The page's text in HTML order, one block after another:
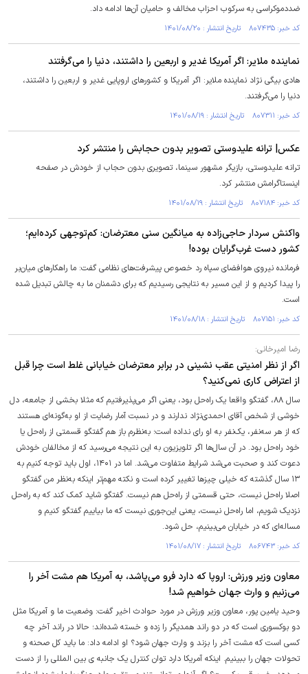
ضددموکراسی به سرکوب احزاب مخالف و حامیان آن‌ها ادامه داد.
کد خبر: ۸۰۷۴۳۵ تاریخ انتشار : ۱۴۰۱/۰۸/۲۰
نماینده ملایر: اگر آمریکا غدیر و اربعین را داشتند، دنیا را می‌گرفتند
هادی بیگی نژاد نماینده ملایر: اگر آمریکا و کشور‌های اروپایی غدیر و اربعین را داشتند،
دنیا را می‌گرفتند.
کد خبر: ۸۰۷۳۱۱ تاریخ انتشار : ۱۴۰۱/۰۸/۱۹
عکس| ترانه علیدوستی تصویر بدون حجابش را منتشر کرد
ترانه علیدوستی، بازیگر مشهور سینما، تصویری بدون حجاب از خودش در صفحه
اینستاگرامش منتشر کرد.
کد خبر: ۸۰۷۱۸۴ تاریخ انتشار : ۱۴۰۱/۰۸/۱۹
واکنش سردار حاجی‌زاده به میانگین سنی معترضان: کم‌توجهی کرده‌ایم؛
کشور دست غرب‌گرایان بوده!
فرمانده نیروی هوافضای سپاه رد خصوص پیشرفت‌های نظامی گفت: ما راهکارهای میان‌بر
را پیدا کردیم و از این مسیر به نتایجی رسیدیم که برای دشمنان ما به چالش تبدیل شده
است.
کد خبر: ۸۰۷۱۵۱ تاریخ انتشار : ۱۴۰۱/۰۸/۱۸
رضا امیرخانی:
اگر از نظر امنیتی عقب نشینی در برابر معترضان خیابانی غلط است چرا قبل
از اعتراض کاری نمی‌کنید؟
سال ۸۸، گفتگو واقعا یک راه‌حل بود، یعنی اگر می‌پذیرفتیم که مثلا بخشی از جامعه، دل
خوشی از شخص آقای احمدی‌نژاد ندارند و در نسبت آمار رضایت از او به‌گونه‌ای هستند
که از هر سه‌نفر، یک‌نفر به او رای نداده است؛ به‌نظرم باز هم گفتگو قسمتی از راه‌حل یا
خود راه‌حل بود. در آن سال‌ها اگر تلویزیون به این نتیجه می‌رسید که از مخالفان خودش
دعوت کند و صحبت می‌شد شرایط متفاوت می‌شد. اما در ۱۴۰۱، اول باید توجه کنیم به
۱۳ سال گذشته که خیلی چیز‌ها تغییر کرده است و نکته مهم‌تر اینکه به‌نظر من گفتگو
اصلا راه‌حل نیست، حتی قسمتی از راه‌حل هم نیست. گفتگو شاید کمک کند که به راه‌حل
نزدیک شویم، اما راه‌حل نیست، یعنی این‌جوری نیست که ما بیاییم گفتگو کنیم و
مساله‌ای که در خیابان می‌بینیم، حل شود.
کد خبر: ۸۰۶۷۴۳ تاریخ انتشار : ۱۴۰۱/۰۸/۱۷
معاون وزیر ورزش: اروپا که دارد فرو می‌پاشد، به آمریکا هم مشت آخر را
می‌زنیم و وارث جهان خواهیم شد!
وحید یامین پور، معاون وزیر ورزش در مورد حوادث اخیر گفت: وضعیت ما و آمریکا مثل
دو بوکسوری است که در دو راند همدیگر را زده و خسته شده‌اند؛ حالا در راند آخر چه
کسی است که مشت آخر را بزند و وارث جهان شود؟ او ادامه داد: ما باید کل صحنه و
تحولات جهان را ببینیم. اینکه آمریکا دارد توان کنترل یک جانبه ی بین المللی را از دست